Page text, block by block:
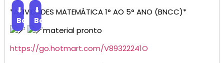
*ATIVIDADES MATEMÁTICA 1° AO 5° ANO (BNCC)*
⬇
Baixar
⬇
Baixar
material pronto
https://go.hotmart.com/V89322241O